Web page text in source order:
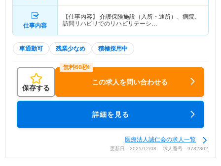
仕事内容
【仕事内容】 介護保険施設（入所・通所）、病院、
訪問リハビリでのリハビリテーシ…
車通勤可 残業少なめ 積極採用中
保存する
この求人を問い合わせる
詳細を見る
医療法人誠仁会の求人一覧
更新日：2025/12/08 求人番号：9782802